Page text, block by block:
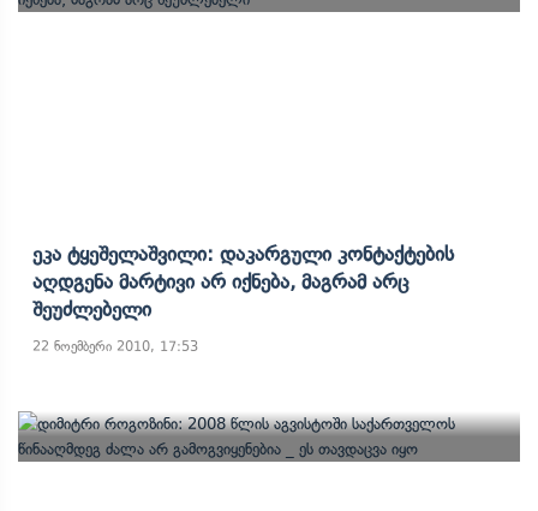
Ეკა Ტყეშელაშვილი: Დაკარგული Კონტაქტების
Აღდგენა Მარტივი Არ Იქნება, Მაგრამ Არც
Შეუძლებელი
22 ნოემბერი 2010, 17:53